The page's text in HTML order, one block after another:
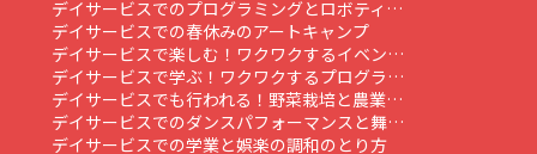
デイサービスでのプログラミングとロボティ…
デイサービスでの春休みのアートキャンプ
デイサービスで楽しむ！ワクワクするイベン…
デイサービスで学ぶ！ワクワクするプログラ…
デイサービスでも行われる！野菜栽培と農業…
デイサービスでのダンスパフォーマンスと舞…
デイサービスでの学業と娯楽の調和のとり方